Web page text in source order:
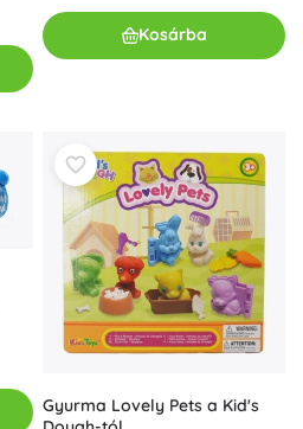
Kosárba
Gyurma Lovely Pets a Kid's